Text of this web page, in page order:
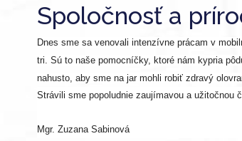
Spoločnosť a
Dnes sme sa venovali intenzívne prácam v
tri. Sú to naše pomocníčky, ktoré nám kypria
nahusto, aby sme na jar mohli robiť zdravý
Strávili sme popoludnie zaujímavou a užitočnou
Mgr. Zuzana Sabinová